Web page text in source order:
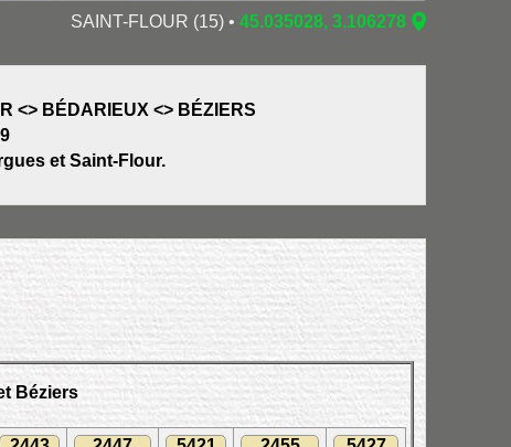
SAINT-FLOUR (15) • 45.035028, 3.106278
<> BÉDARIEUX <> BÉZIERS
et Saint-Flour.
Béziers